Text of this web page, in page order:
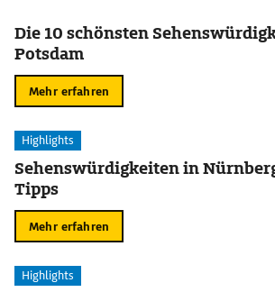
Die 10 schönsten
Potsdam
Mehr erfahren
Highlights
Sehenswürdigkeiten in
Tipps
Mehr erfahren
Highlights